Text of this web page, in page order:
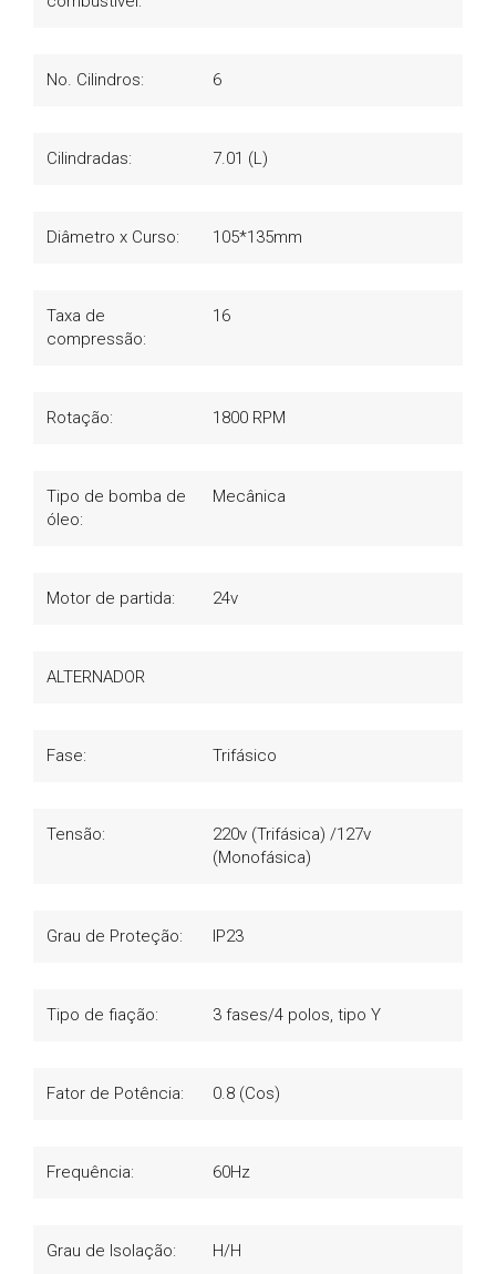
No. Cilindros: 6
Cilindradas: 7.01 (L)
Diâmetro x Curso: 105*135mm
Taxa de
compressão:
16
Rotação: 1800 RPM
Tipo de bomba de
óleo:
Mecânica
Motor de partida: 24v
ALTERNADOR
Fase: Trifásico
Tensão:
220v (Trifásica) /127v
(Monofásica)
Grau de Proteção: IP23
Tipo de fiação: 3 fases/4 polos, tipo Y
Fator de Potência: 0.8 (Cos)
Frequência: 60Hz
Grau de Isolação: H/H